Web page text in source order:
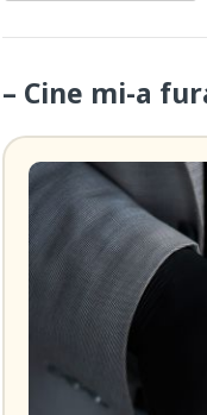
– Cine mi-a